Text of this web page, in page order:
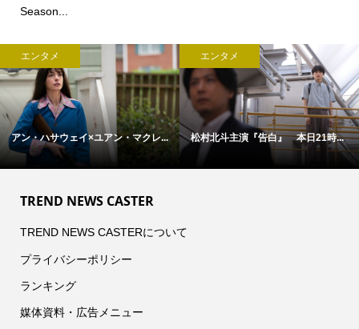
Season...
エンタメ
アン・ハサウェイ×ユアン・マクレ...
エンタメ
松村北斗主演『告白』 本日21時...
TREND NEWS CASTER
TREND NEWS CASTERについて
プライバシーポリシー
ランキング
媒体資料・広告メニュー